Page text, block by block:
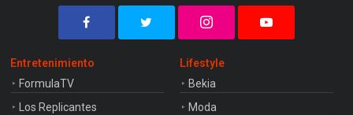
Entretenimiento
FormulaTV
Los Replicantes
Lifestyle
Bekia
Moda